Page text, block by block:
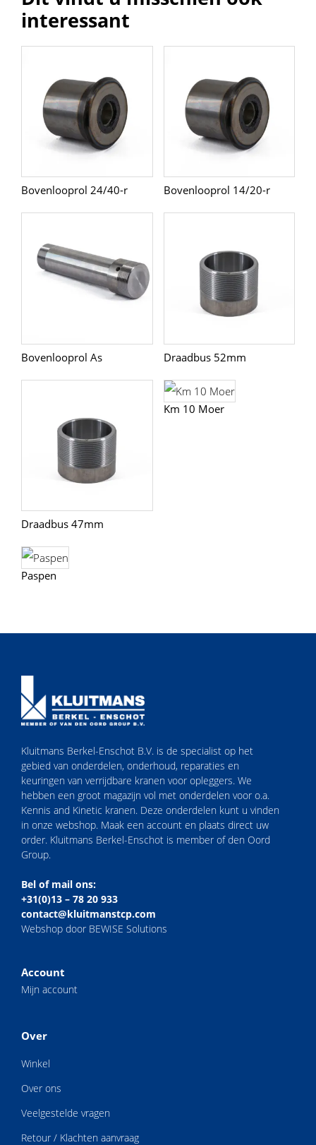
interessant
Bovenlooprol 24/40-r Bovenlooprol 14/20-r
Bovenlooprol As Draadbus 52mm
Draadbus 47mm
Km 10 Moer
Paspen
Kluitmans Berkel-Enschot B.V. is de specialist op het
gebied van onderdelen, onderhoud, reparaties en
keuringen van verrijdbare kranen voor opleggers. We
hebben een groot magazijn vol met onderdelen voor o.a.
Kennis and Kinetic kranen. Deze onderdelen kunt u vinden
in onze webshop. Maak een account en plaats direct uw
order. Kluitmans Berkel-Enschot is member of den Oord
Group.
Bel of mail ons:
+31(0)13 – 78 20 933
contact@kluitmanstcp.com
Webshop door BEWISE Solutions
Account
Mijn account
Over
Winkel
Over ons
Veelgestelde vragen
Retour / Klachten aanvraag